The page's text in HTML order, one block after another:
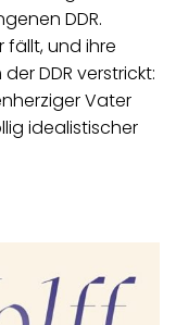
DDR.
fällt, und ihre
DDR verstrickt:
Vater
idealistischer